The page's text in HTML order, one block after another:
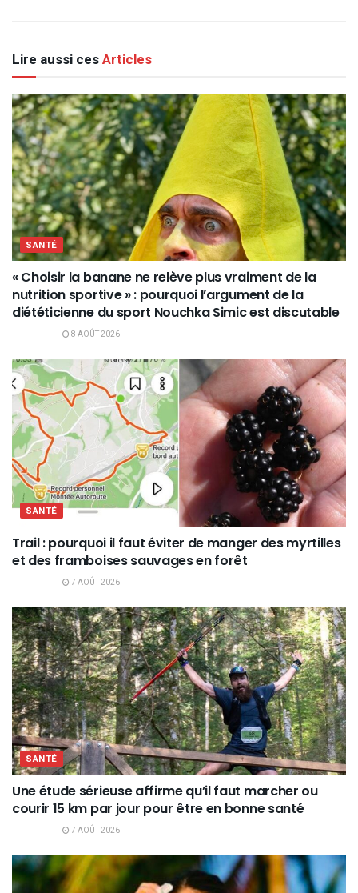
Lire aussi cesArticles
SANTÉ
« Choisir la banane ne relève plus vraiment de la
nutrition sportive » : pourquoi l’argument de la
diététicienne du sport Nouchka Simic est discutable
8 AOÛT 2026
SANTÉ
Trail : pourquoi il faut éviter de manger des myrtilles
et des framboises sauvages en forêt
7 AOÛT 2026
SANTÉ
Une étude sérieuse affirme qu’il faut marcher ou
courir 15 km par jour pour être en bonne santé
7 AOÛT 2026